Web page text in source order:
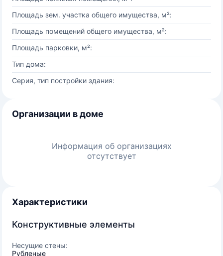
Площадь зем. участка общего имущества, м²:
Площадь помещений общего имущества, м²:
Площадь парковки, м²:
Тип дома:
Серия, тип постройки здания:
Организации в доме
Информация об организациях
отсутствует
Характеристики
Конструктивные элементы
Несущие стены:
Рубленые